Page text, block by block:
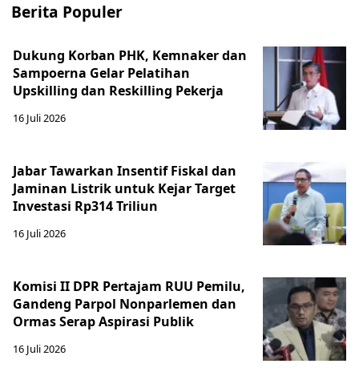
Berita Populer
Dukung Korban PHK, Kemnaker dan
Sampoerna Gelar Pelatihan
Upskilling dan Reskilling Pekerja
16 Juli 2026
Jabar Tawarkan Insentif Fiskal dan
Jaminan Listrik untuk Kejar Target
Investasi Rp314 Triliun
16 Juli 2026
Komisi II DPR Pertajam RUU Pemilu,
Gandeng Parpol Nonparlemen dan
Ormas Serap Aspirasi Publik
16 Juli 2026